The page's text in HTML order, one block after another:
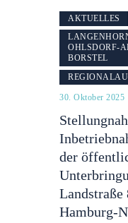
AKTUELLES
OHLSDORF-
ORSTEL
30. Oktober 2025
der
Hamburg-